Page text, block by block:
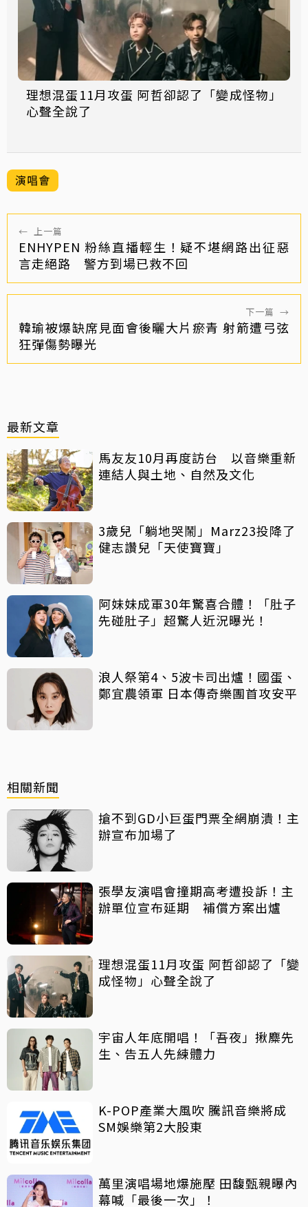
理想混蛋11月攻蛋 阿哲卻認了「變成怪物」
心聲全說了
演唱會
← 上一篇
ENHYPEN 粉絲直播輕生！疑不堪網路出征惡
言走絕路 警方到場已救不回
下一篇 →
韓瑜被爆缺席見面會後曬大片瘀青 射箭遭弓弦
狂彈傷勢曝光
最新文章
馬友友10月再度訪台 以音樂重新
連結人與土地、自然及文化
3歲兒「躺地哭鬧」Marz23投降了
健志讚兒「天使寶寶」
阿妹妹成軍30年驚喜合體！「肚子
先碰肚子」超驚人近況曝光！
浪人祭第4、5波卡司出爐！國蛋、
鄭宜農領軍 日本傳奇樂團首攻安平
相關新聞
搶不到GD小巨蛋門票全網崩潰！主
辦宣布加場了
張學友演唱會撞期高考遭投訴！主
辦單位宣布延期 補償方案出爐
理想混蛋11月攻蛋 阿哲卻認了「變
成怪物」心聲全說了
宇宙人年底開唱！「吾夜」揪麋先
生、告五人先練體力
K-POP產業大風吹 騰訊音樂將成
SM娛樂第2大股東
萬里演唱場地爆施壓 田馥甄親曝內
幕喊「最後一次」！